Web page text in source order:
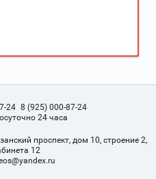
24 8 (925) 000-87-24
24 часа
проспект, дом 10, строение 2,
12